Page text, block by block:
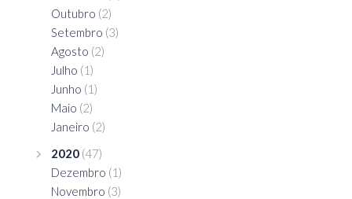
Outubro (2)
Setembro (3)
Agosto (2)
Julho (1)
Junho (1)
Maio (2)
Janeiro (2)
2020 (47)
Dezembro (1)
Novembro (3)